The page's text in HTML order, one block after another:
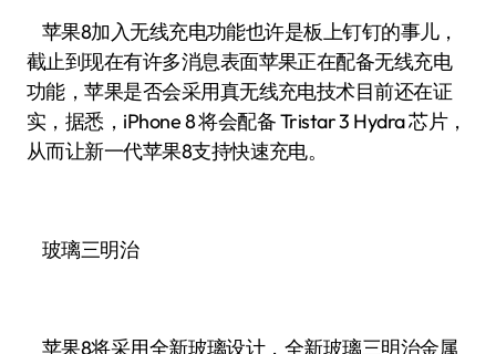
苹果8加入无线充电功能也许是板上钉钉的事儿，
截止到现在有许多消息表面苹果正在配备无线充电
功能，苹果是否会采用真无线充电技术目前还在证
实，据悉，iPhone 8 将会配备 Tristar 3 Hydra 芯片，
从而让新一代苹果8支持快速充电。
玻璃三明治
苹果8将采用全新玻璃设计，全新玻璃三明治金属